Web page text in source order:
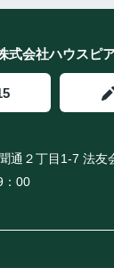
式会社ハウスピ
通２丁目1-7 法友
：00